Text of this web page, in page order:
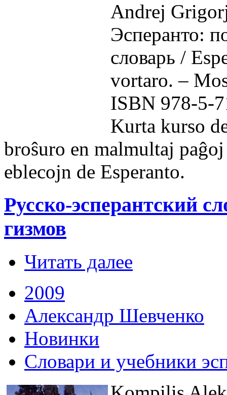
Andrej
Эсперанто:
словарь /
vortaro. –
ISBN 978-5-
Kurta kurso
broŝuro en malmultaj
eblecojn de Esperanto.
Русско-эсперантский
гиз­мов
Читать далее
2009
Александр Шевченко
Новинки
Словари и учебники